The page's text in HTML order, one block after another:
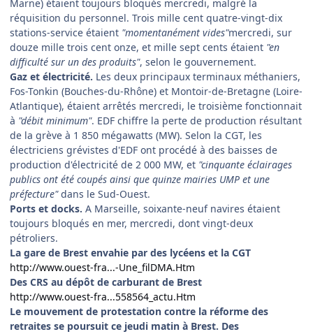
Marne) étaient toujours bloqués mercredi, malgré la
réquisition du personnel. Trois mille cent quatre-vingt-dix
stations-service étaient "momentanément vides"mercredi, sur
douze mille trois cent onze, et mille sept cents étaient "en
difficulté sur un des produits", selon le gouvernement.
Gaz et électricité. Les deux principaux terminaux méthaniers,
Fos-Tonkin (Bouches-du-Rhône) et Montoir-de-Bretagne (Loire-
Atlantique), étaient arrêtés mercredi, le troisième fonctionnait
à "débit minimum". EDF chiffre la perte de production résultant
de la grève à 1 850 mégawatts (MW). Selon la CGT, les
électriciens grévistes d'EDF ont procédé à des baisses de
production d'électricité de 2 000 MW, et "cinquante éclairages
publics ont été coupés ainsi que quinze mairies UMP et une
préfecture"dans le Sud-Ouest.
Ports et docks. A Marseille, soixante-neuf navires étaient
toujours bloqués en mer, mercredi, dont vingt-deux
pétroliers.
La gare de Brest envahie par des lycéens et la CGT
http://www.ouest-fra...-Une_filDMA.Htm
Des CRS au dépôt de carburant de Brest
http://www.ouest-fra...558564_actu.Htm
Le mouvement de protestation contre la réforme des
retraites se poursuit ce jeudi matin à Brest. Des